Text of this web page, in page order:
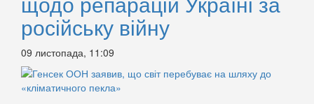
російську війну
09 листопада, 11:09